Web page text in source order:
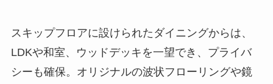
スキップフロアに設けられたダイニングからは、
LDKや和室、ウッドデッキを一望でき、プライバ
シーも確保。オリジナルの波状フローリングや鏡